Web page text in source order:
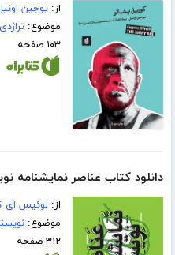
از:یوجین
موضوع:تراژدی
۱۰۳ صفحه
دانلود کتاب عناصر نمایشنامه
از: لوئیس ای
موضوع:
۳۱۲ صفحه